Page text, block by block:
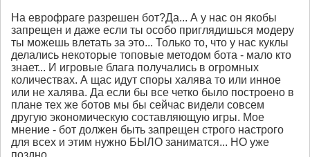
На еврофраге разрешен бот?Да... А у нас он якобы
запрещен и даже если ты особо приглядишься модеру
ты можешь влетать за это... Только то, что у нас куклы
делались некоторые топовые методом бота - мало кто
знает... И игровые блага получались в огромных
количествах. А щас идут споры халява то или инное
или не халява. Да если бы все четко было построено в
плане тех же ботов мы бы сейчас видели совсем
другую экономическую составляющую игры. Мое
мнение - бот должен быть запрещен строго настрого
для всех и этим нужно БЫЛО заниматся... НО уже